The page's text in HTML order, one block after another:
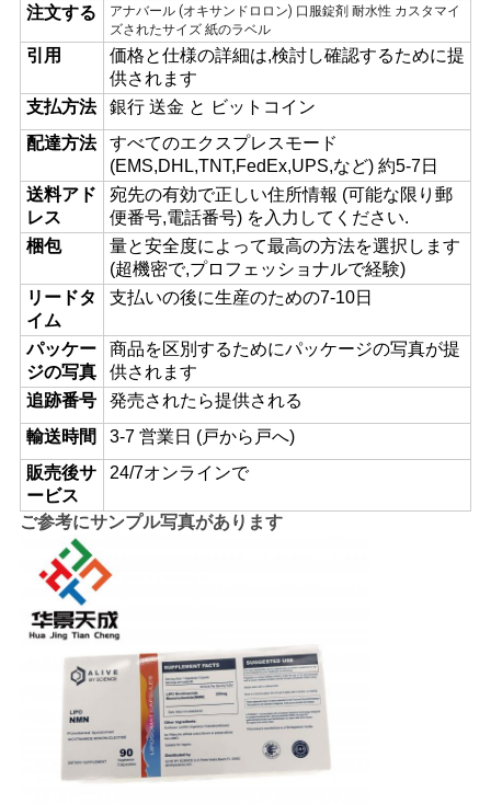
ー
ス
場
合
地
図
PRIVACY
POLICY
注文する
アナバール (オキサンドロロン) 口服錠剤 耐水性 カスタマイ
ズされたサイズ 紙のラベル
引用
価格と仕様の詳細は,検討し確認するために提
供されます
支払方法
銀行 送金 と ビットコイン
配達方法
すべてのエクスプレスモード
(EMS,DHL,TNT,FedEx,UPS,など) 約5-7日
送料アド
レス
宛先の有効で正しい住所情報 (可能な限り郵
便番号,電話番号) を入力してください.
梱包
量と安全度によって最高の方法を選択します
(超機密で,プロフェッショナルで経験)
リードタ
イム
支払いの後に生産のための7-10日
パッケー
ジの写真
商品を区別するためにパッケージの写真が提
供されます
追跡番号
発売されたら提供される
輸送時間
3-7 営業日 (戸から戸へ)
販売後サ
ービス
24/7オンラインで
ご参考にサンプル写真があります